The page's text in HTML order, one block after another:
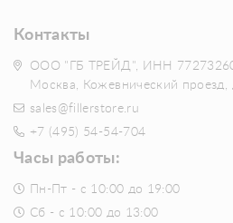
Контакты
ООО "ГБ ТРЕЙД", ИНН
Москва, Кожевнический проезд,
sales@fillerstore.ru
+7 (495) 54-54-704
Часы работы:
Пн-Пт - с 10:00 до 19:00
Сб - с 10:00 до 13:00